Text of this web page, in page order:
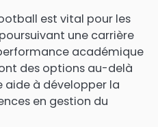
est vital pour les
une carrière
académique
des options au-delà
aide à développer la
en gestion du